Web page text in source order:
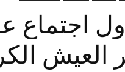
اجتماع
العيش